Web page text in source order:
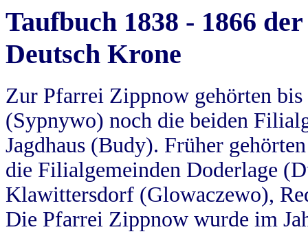
Taufbuch 1838 - 1866
Deutsch Krone
Zur Pfarrei Zippnow gehörten
(Sypnywo) noch die beiden
Jagdhaus (Budy). Früher
die Filialgemeinden Doderlage
Klawittersdorf (Glowaczewo),
Die Pfarrei Zippnow wurde im